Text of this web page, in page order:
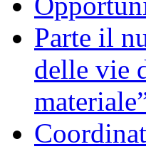
Parte il
delle vie